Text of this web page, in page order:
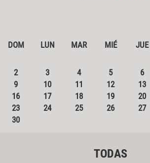
DOM LUN MAR MIÉ JUE
2
3 4 5 6
9
10 11 12 13
16
17 18 19 20
23
24 25 26 27
30
TODAS